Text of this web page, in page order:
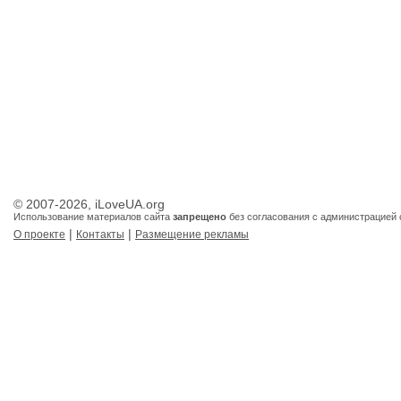
© 2007-2026, iLoveUA.org
Использование материалов сайта запрещено без согласования с администрацией
О проекте | Контакты | Размещение рекламы